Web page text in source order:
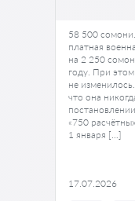
58 500
платная
на 2 250
году. При
не
что она
«750
1 января […]
17.07.2026